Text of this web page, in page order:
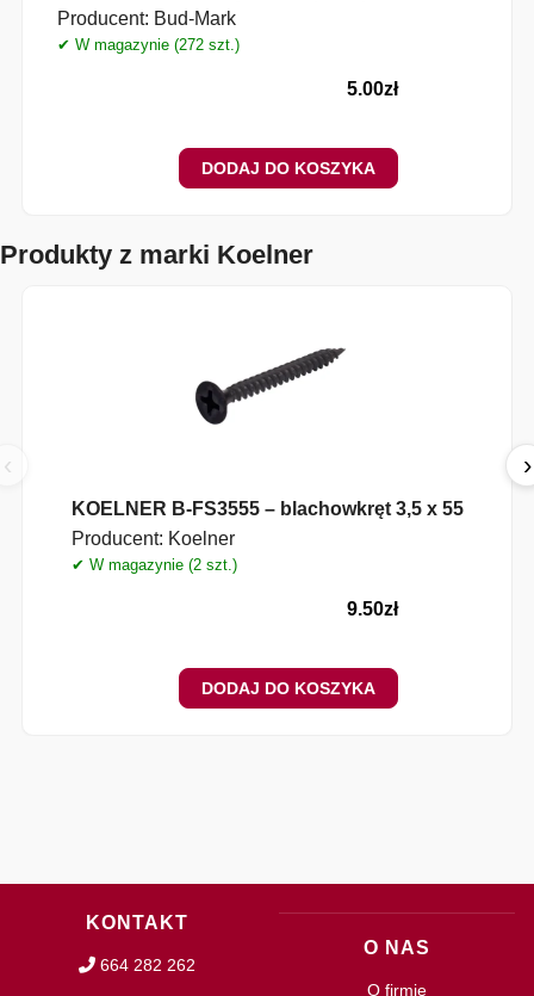
Producent: Bud-Mark
✔ W magazynie (272 szt.)
5.00zł
DODAJ DO KOSZYKA
Produkty z marki Koelner
‹
KOELNER B-FS3555 – blachowkręt 3,5 x 55
Producent: Koelner
✔ W magazynie (2 szt.)
9.50zł
DODAJ DO KOSZYKA
›
KONTAKT
664 282 262
O NAS
O firmie